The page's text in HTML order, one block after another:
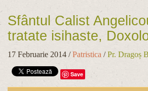
Sfântul Calist
tratate isihaste,
17 Februarie 2014 /Patristica /Pr. Dragoș
Save